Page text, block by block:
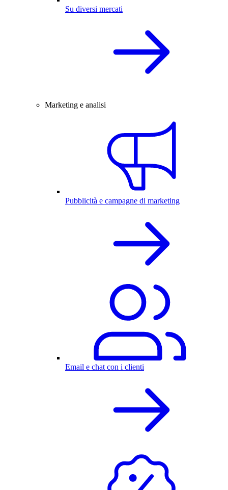
Su diversi mercati
Marketing e analisi
Pubblicità e campagne di marketing
Email e chat con i clienti